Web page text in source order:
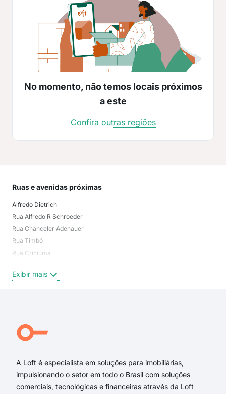
No momento, não temos locais próximos
a este
Confira outras regiões
Ruas e avenidas próximas
Alfredo Dietrich
Rua Alfredo R Schroeder
Rua Chanceler Adenauer
Rua Timbó
Rua Criciúma
Rua Padre Anchieta
Rua Alfredo Dietrich
Rua Carlos Miers
Exibir mais
A Loft é especialista em soluções para imobiliárias,
impulsionando o setor em todo o Brasil com soluções
comerciais, tecnológicas e financeiras através da Loft